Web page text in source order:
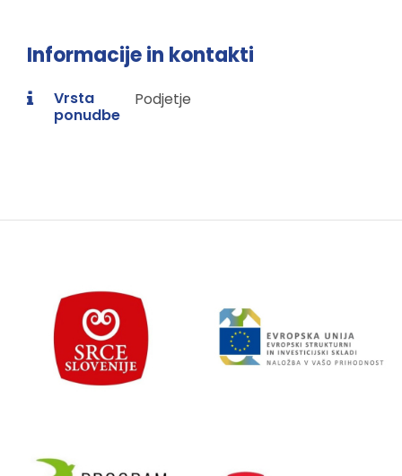
Informacije in kontakti
Vrsta
ponudbe
Podjetje